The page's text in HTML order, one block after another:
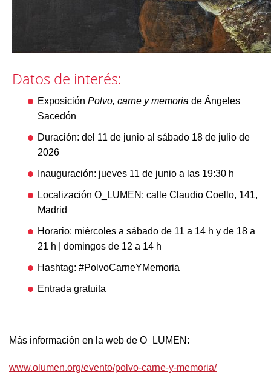
Datos de interés:
Exposición Polvo, carne y memoria de Ángeles
Sacedón
Duración: del 11 de junio al sábado 18 de julio de
2026
Inauguración: jueves 11 de junio a las 19:30 h
Localización O_LUMEN: calle Claudio Coello, 141,
Madrid
Horario: miércoles a sábado de 11 a 14 h y de 18 a
21 h | domingos de 12 a 14 h
Hashtag: #PolvoCarneYMemoria
Entrada gratuita
Más información en la web de O_LUMEN:
www.olumen.org/evento/polvo-carne-y-memoria/